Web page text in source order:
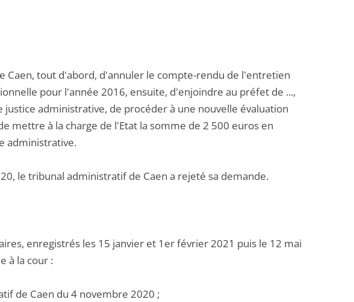
Caen, tout d'abord, d'annuler le compte-rendu de l'entretien
pour l'année 2016, ensuite, d'enjoindre au préfet de ...,
administrative, de procéder à une nouvelle évaluation
mettre à la charge de l'Etat la somme de 2 500 euros en
administrative.
le tribunal administratif de Caen a rejeté sa demande.
enregistrés les 15 janvier et 1er février 2021 puis le 12 mai
à la cour :
de Caen du 4 novembre 2020 ;